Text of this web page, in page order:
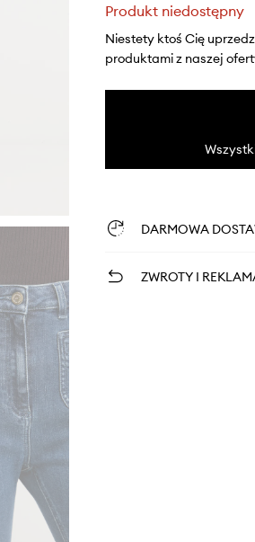
Produkt niedostępny
Niestety ktoś Cię
produktami z naszej
DARMOWA
ZWROTY I